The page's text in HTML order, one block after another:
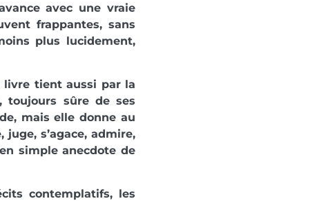
avec une vraie
frappantes, sans
plus lucidement,
livre tient aussi par la
toujours sûre de ses
mais elle donne au
s’agace, admire,
simple anecdote de
contemplatifs, les